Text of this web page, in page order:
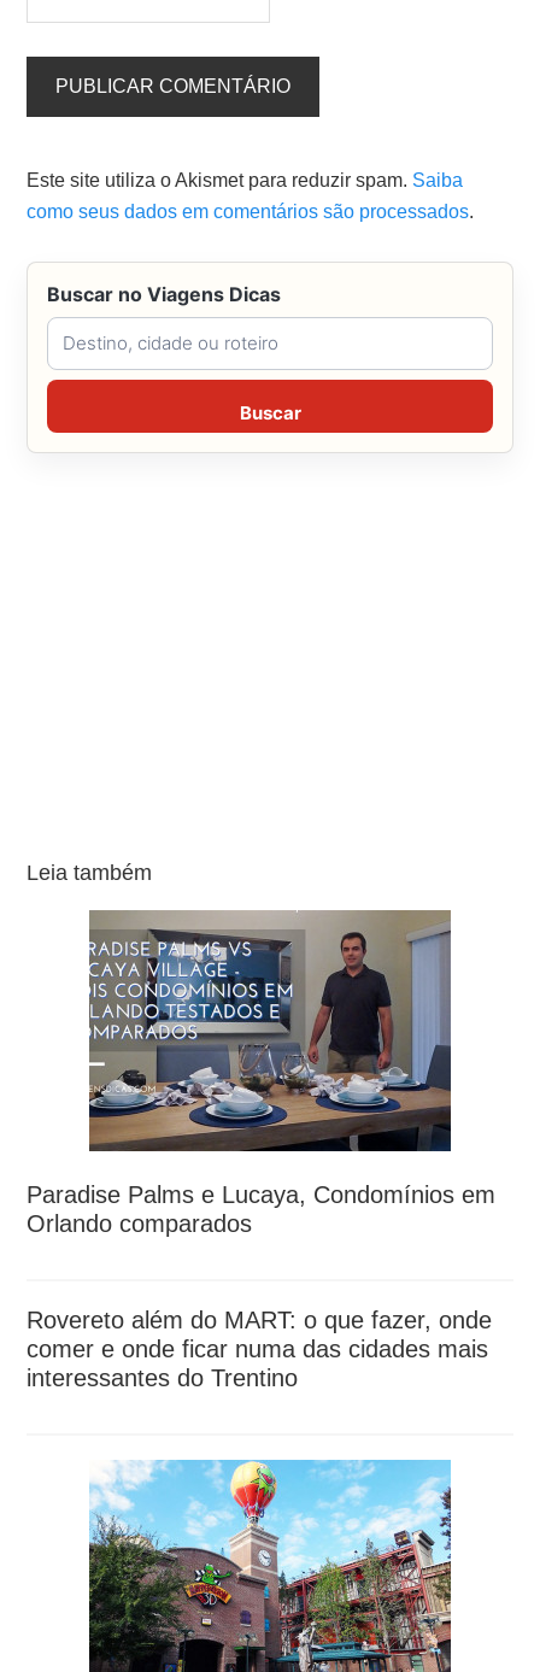
Este site utiliza o Akismet para reduzir spam. Saiba
como seus dados em comentários são processados.
Buscar no Viagens Dicas
Buscar no Viagens Dicas
Buscar
Leia também
Paradise Palms e Lucaya, Condomínios em
Orlando comparados
Rovereto além do MART: o que fazer, onde
comer e onde ficar numa das cidades mais
interessantes do Trentino